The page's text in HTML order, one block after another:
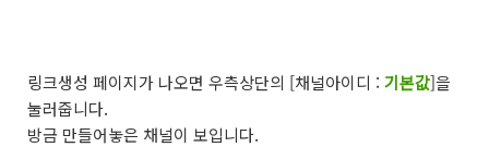
링크생성 페이지가 나오면 우측상단의 [채널아이디 : 기본값]을
눌러줍니다.
방금 만들어놓은 채널이 보입니다.